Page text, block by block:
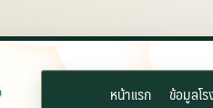
หน้าแรก ข้อมูลโ